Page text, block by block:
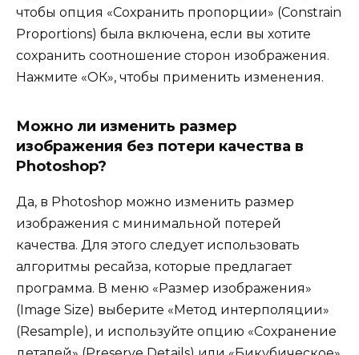
чтобы опция «Сохранить пропорции» (Constrain
Proportions) была включена, если вы хотите
сохранить соотношение сторон изображения.
Нажмите «ОК», чтобы применить изменения.
Можно ли изменить размер
изображения без потери качества в
Photoshop?
Да, в Photoshop можно изменить размер
изображения с минимальной потерей
качества. Для этого следует использовать
алгоритмы ресайза, которые предлагает
программа. В меню «Размер изображения»
(Image Size) выберите «Метод интерполяции»
(Resample), и используйте опцию «Сохранение